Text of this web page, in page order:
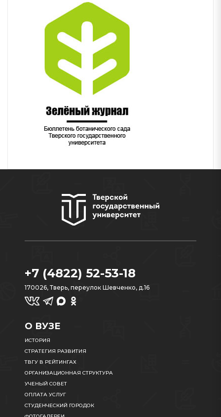
+7 (4822) 52-53-18
170026, Тверь, переулок Шевченко, д.16
О ВУЗЕ
ИСТОРИЯ
СТРАТЕГИЯ РАЗВИТИЯ
ТВГУ В РЕЙТИНГАХ
ОРГАНИЗАЦИОННАЯ СТРУКТУРА
УЧЕНЫЙ СОВЕТ
ОПЛАТА УСЛУГ
СТУДЕНЧЕСКИЙ ГОРОДОК